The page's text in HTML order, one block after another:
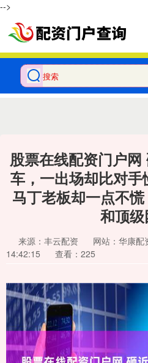
-->
股票在线配资门户
车，一出场却比对手
马丁老板却一点不
和顶
来源：丰云配资 网站：华康配
14:42:15
查看：225